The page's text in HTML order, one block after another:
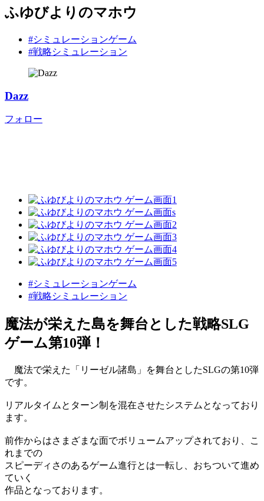
ふゆびよりのマホウ
#シミュレーションゲーム
#戦略シミュレーション
Dazz
フォロー
#シミュレーションゲーム
#戦略シミュレーション
魔法が栄えた島を舞台とした戦略SLG
ゲーム第10弾！
魔法で栄えた「リーゼル諸島」を舞台としたSLGの第10弾
です。
リアルタイムとターン制を混在させたシステムとなっており
ます。
前作からはさまざまな面でボリュームアップされており、こ
れまでの
スピーディさのあるゲーム進行とは一転し、おちついて進め
ていく
作品となっております。